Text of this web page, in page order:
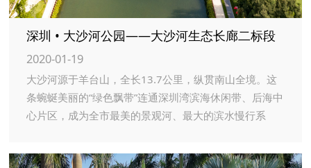
深圳 • 大沙河公园——大沙河生态长廊二标段
2020-01-19
大沙河源于羊台山，全长13.7公里，纵贯南山全境。这
条蜿蜒美丽的“绿色飘带”连通深圳湾滨海休闲带、后海中
心片区，成为全市最美的景观河、最大的滨水慢行系